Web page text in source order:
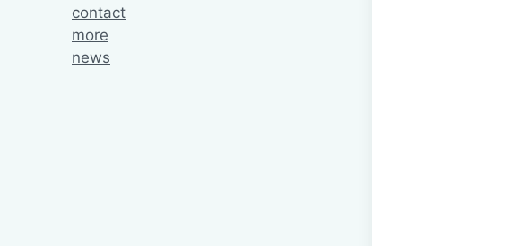
contact
more
news